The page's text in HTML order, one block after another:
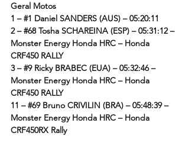
Geral Motos
1 – #1 Daniel SANDERS (AUS) – 05:20:11
2 – #68 Tosha SCHAREINA (ESP) – 05:31:12 –
Monster Energy Honda HRC – Honda
CRF450 RALLY
3 – #9 Ricky BRABEC (EUA) – 05:32:46 –
Monster Energy Honda HRC – Honda
CRF450 RALLY
11 – #69 Bruno CRIVILIN (BRA) – 05:48:39 –
Monster Energy Honda HRC – Honda
CRF450RX Rally